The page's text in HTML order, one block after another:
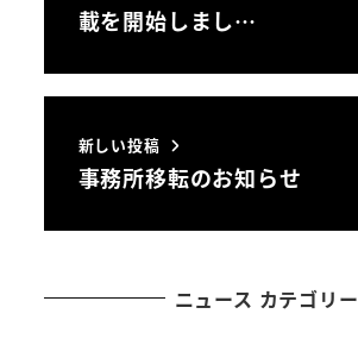
載を開始しまし…
新しい投稿
事務所移転のお知らせ
ニュース カテゴリー